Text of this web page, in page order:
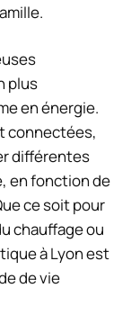
plus
en énergie.
connectées,
différentes
en fonction de
ce soit pour
chauffage ou
à Lyon est
de vie